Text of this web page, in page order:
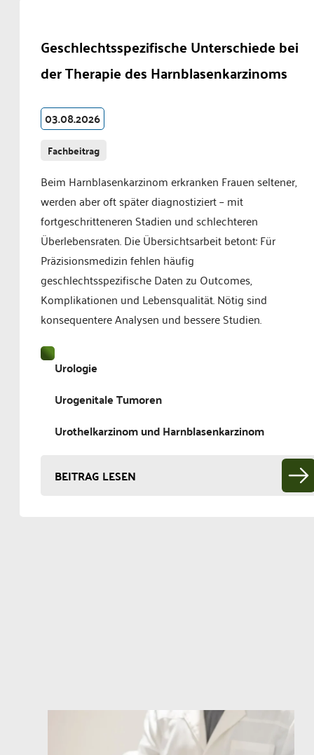
Geschlechtsspezifische Unterschiede bei
der Therapie des Harnblasenkarzinoms
03.08.2026
Fachbeitrag
Beim Harnblasenkarzinom erkranken Frauen seltener,
werden aber oft später diagnostiziert – mit
fortgeschritteneren Stadien und schlechteren
Überlebensraten. Die Übersichtsarbeit betont: Für
Präzisionsmedizin fehlen häufig
geschlechtsspezifische Daten zu Outcomes,
Komplikationen und Lebensqualität. Nötig sind
konsequentere Analysen und bessere Studien.
Urologie
Urogenitale Tumoren
Urothelkarzinom und Harnblasenkarzinom
BEITRAG LESEN